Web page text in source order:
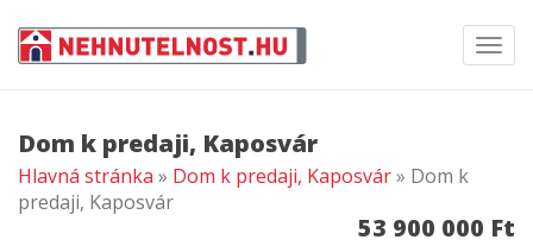
Dom k predaji, Kaposvár
Hlavná stránka » Dom k predaji, Kaposvár» Dom k
predaji, Kaposvár
53 900 000 Ft